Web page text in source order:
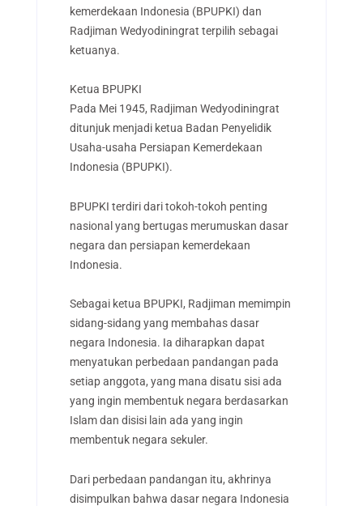
kemerdekaan Indonesia (BPUPKI) dan
Radjiman Wedyodiningrat terpilih sebagai
ketuanya.
Ketua BPUPKI
Pada Mei 1945, Radjiman Wedyodiningrat
ditunjuk menjadi ketua Badan Penyelidik
Usaha-usaha Persiapan Kemerdekaan
Indonesia (BPUPKI).
BPUPKI terdiri dari tokoh-tokoh penting
nasional yang bertugas merumuskan dasar
negara dan persiapan kemerdekaan
Indonesia.
Sebagai ketua BPUPKI, Radjiman memimpin
sidang-sidang yang membahas dasar
negara Indonesia. Ia diharapkan dapat
menyatukan perbedaan pandangan pada
setiap anggota, yang mana disatu sisi ada
yang ingin membentuk negara berdasarkan
Islam dan disisi lain ada yang ingin
membentuk negara sekuler.
Dari perbedaan pandangan itu, akhrinya
disimpulkan bahwa dasar negara Indonesia